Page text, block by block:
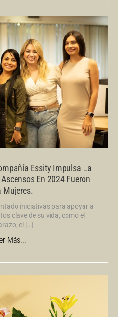
Essity Impulsa La
En 2024 Fueron
Mujeres.
iniciativas para apoyar a
clave de su vida, como el
el […]
Más...